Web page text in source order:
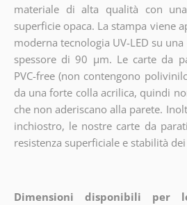
materiale di alta qualità con
superficie opaca. La stampa viene
moderna tecnologia UV-LED su
spessore di 90 µm. Le carte da
PVC-free (non contengono
da una forte colla acrilica, quindi
che non aderiscano alla parete.
inchiostro, le nostre carte da
resistenza superficiale e stabilità
Dimensioni disponibili